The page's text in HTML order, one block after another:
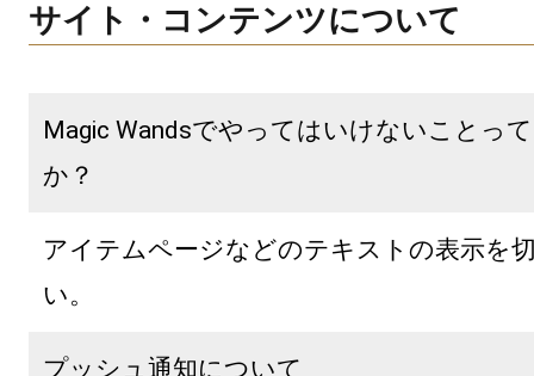
サイト・コンテンツについて
Magic Wandsでやってはいけないことっ
か？
アイテムページなどのテキストの表示を
い。
プッシュ通知について